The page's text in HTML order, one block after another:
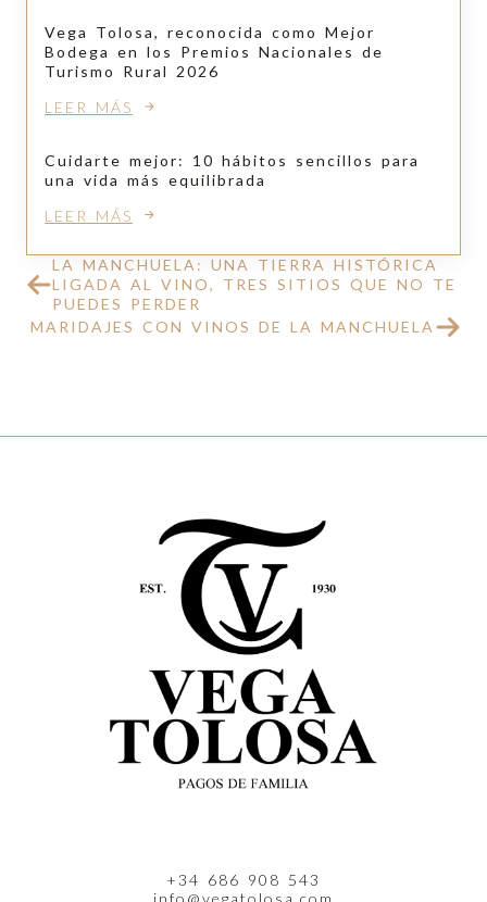
Vega Tolosa, reconocida como Mejor
Bodega en los Premios Nacionales de
Turismo Rural 2026
LEER MÁS
Cuidarte mejor: 10 hábitos sencillos para
una vida más equilibrada
LEER MÁS
LA MANCHUELA: UNA TIERRA HISTÓRICA
LIGADA AL VINO, TRES SITIOS QUE NO TE
PUEDES PERDER
MARIDAJES CON VINOS DE LA MANCHUELA
+34 686 908 543
info@vegatolosa.com